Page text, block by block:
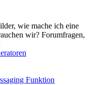
wie mache ich eine
wir? Forumfragen,
Funktion